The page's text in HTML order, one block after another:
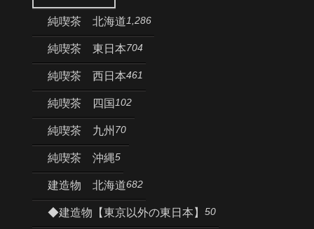
純喫茶 北海道1,286
純喫茶 東日本704
純喫茶 西日本461
純喫茶 四国 102
純喫茶 九州 70
純喫茶 沖縄5
建造物 北海道682
◆建造物【東京以外の東日本】 50